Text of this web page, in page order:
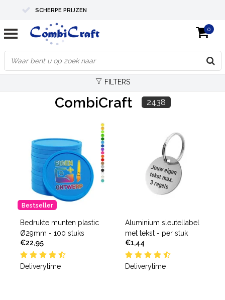
SCHERPE PRIJZEN
PROFESSIONELE KWALITEIT
EXPERTS IN MAATWERK
0
FILTERS
CombiCraft 2438
Bestseller
Bedrukte munten plastic
Ø29mm - 100 stuks
€22,95
Deliverytime
Aluminium sleutellabel
met tekst - per stuk
€1,44
Deliverytime